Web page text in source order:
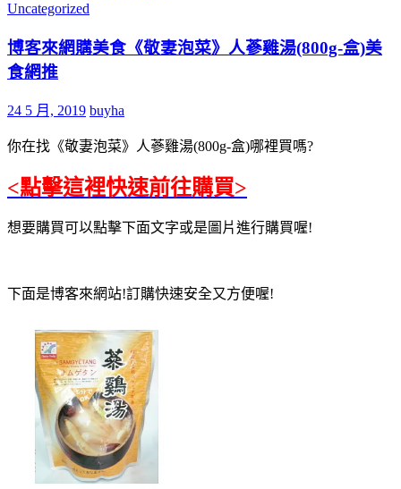
Uncategorized
博客來網購美食《敬妻泡菜》人蔘雞湯(800g-盒)美
食網推
24 5 月, 2019 buyha
你在找《敬妻泡菜》人蔘雞湯(800g-盒)哪裡買嗎?
<點擊這裡快速前往購買>
想要購買可以點擊下面文字或是圖片進行購買喔!
下面是博客來網站!訂購快速安全又方便喔!